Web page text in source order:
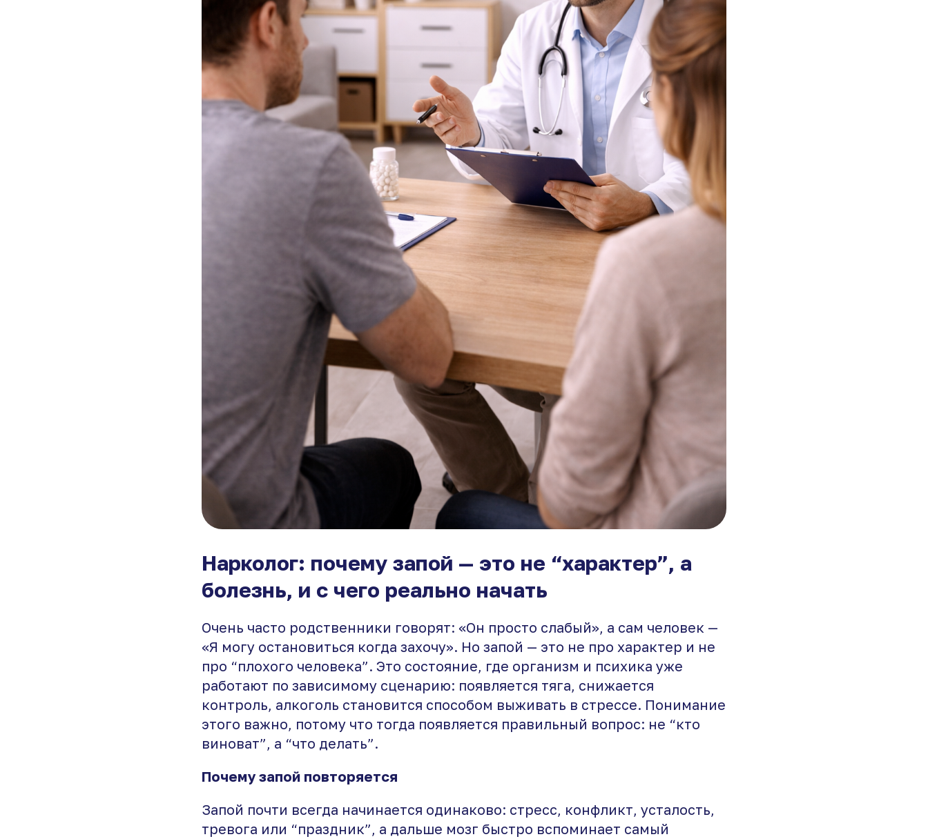
Нарколог: почему запой — это не “характер”, а
болезнь, и с чего реально начать
Очень часто родственники говорят: «Он просто слабый», а сам человек —
«Я могу остановиться когда захочу». Но запой — это не про характер и не
про “плохого человека”. Это состояние, где организм и психика уже
работают по зависимому сценарию: появляется тяга, снижается
контроль, алкоголь становится способом выживать в стрессе. Понимание
этого важно, потому что тогда появляется правильный вопрос: не “кто
виноват”, а “что делать”.
Почему запой повторяется
Запой почти всегда начинается одинаково: стресс, конфликт, усталость,
тревога или “праздник”, а дальше мозг быстро вспоминает самый